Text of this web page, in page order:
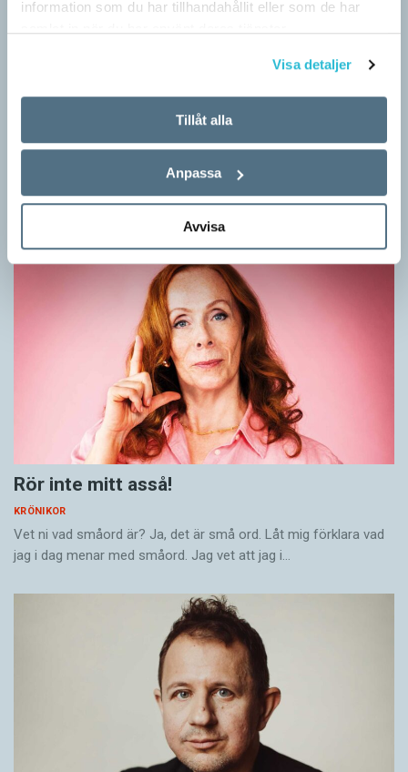
information som du har tillhandahållit eller som de har
Visa detaljer
Tillåt alla
Anpassa
Avvisa
Mesen är ingen fegis
KRÖNIKOR
Sveriges vanligaste vinterfågel är en mes. Alltså ingen fegis
precis och inte heller någon oxe, trots namnet. Att den kallas
för talgoxe beror på att…
Rör inte mitt asså!
KRÖNIKOR
Vet ni vad småord är? Ja, det är små ord. Låt mig förklara vad
jag i dag menar med småord. Jag vet att jag i…